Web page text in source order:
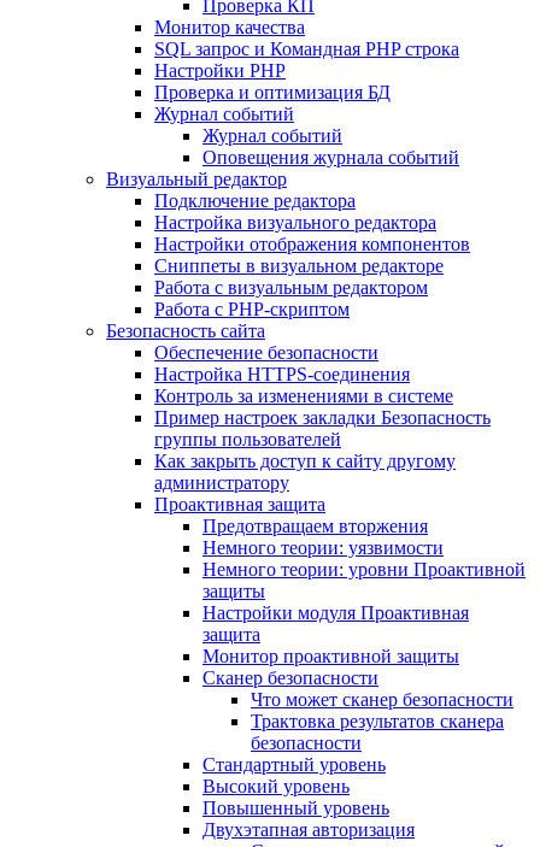
Проверка КП
Монитор качества
SQL запрос и Командная PHP строка
Настройки PHP
Проверка и оптимизация БД
Журнал событий
Журнал событий
Оповещения журнала событий
Визуальный редактор
Подключение редактора
Настройка визуального редактора
Настройки отображения компонентов
Сниппеты в визуальном редакторе
Работа с визуальным редактором
Работа с PHP-скриптом
Безопасность сайта
Обеспечение безопасности
Настройка HTTPS-соединения
Контроль за изменениями в системе
Пример настроек закладки Безопасность
группы пользователей
Как закрыть доступ к сайту другому
администратору
Проактивная защита
Предотвращаем вторжения
Немного теории: уязвимости
Немного теории: уровни Проактивной
защиты
Настройки модуля Проактивная
защита
Монитор проактивной защиты
Сканер безопасности
Что может сканер безопасности
Трактовка результатов сканера
безопасности
Стандартный уровень
Высокий уровень
Повышенный уровень
Двухэтапная авторизация